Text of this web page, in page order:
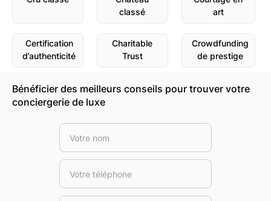
classé
art
Certification
d’authenticité
Charitable
Trust
Crowdfunding
de prestige
Bénéficier des meilleurs conseils pour trouver votre
conciergerie de luxe